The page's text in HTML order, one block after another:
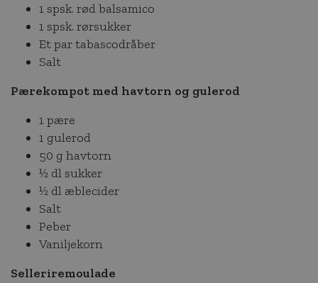
1 spsk. rød balsamico
1 spsk. rørsukker
Et par tabascodråber
Salt
Pærekompot med havtorn og gulerod
1 pære
1 gulerod
50 g havtorn
½ dl sukker
½ dl æblecider
Salt
Peber
Vaniljekorn
Selleriremoulade